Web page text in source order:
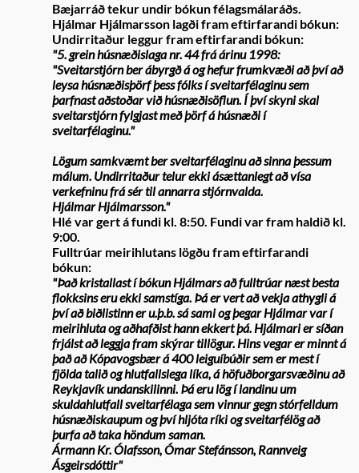
Bæjarráð tekur undir bókun félagsmálaráðs.
Hjálmar Hjálmarsson lagði fram eftirfarandi bókun:
Undirritaður leggur fram eftirfarandi bókun:
"5. grein húsnæðislaga nr. 44 frá árinu 1998:
"Sveitarstjórn ber ábyrgð á og hefur frumkvæði að því að
leysa húsnæðisþörf þess fólks í sveitarfélaginu sem
þarfnast aðstoðar við húsnæðisöflun. Í því skyni skal
sveitarstjórn fylgjast með þörf á húsnæði í
sveitarfélaginu."
Lögum samkvæmt ber sveitarfélaginu að sinna þessum
málum. Undirritaður telur ekki ásættanlegt að vísa
verkefninu frá sér til annarra stjórnvalda.
Hjálmar Hjálmarsson."
Hlé var gert á fundi kl. 8:50. Fundi var fram haldið kl.
9:00.
Fulltrúar meirihlutans lögðu fram eftirfarandi
bókun:
"Það kristallast í bókun Hjálmars að fulltrúar næst besta
flokksins eru ekki samstíga. Þá er vert að vekja athygli á
því að biðlistinn er u.þ.b. sá sami og þegar Hjálmar var í
meirihluta og aðhafðist hann ekkert þá. Hjálmari er síðan
frjálst að leggja fram skýrar tillögur. Hins vegar er minnt á
það að Kópavogsbær á 400 leiguíbúðir sem er mest í
fjölda talið og hlutfallslega líka, á höfuðborgarsvæðinu að
Reykjavík undanskilinni. Þá eru lög í landinu um
skuldahlutfall sveitarfélaga sem vinnur gegn stórfelldum
húsnæðiskaupum og því hljóta ríki og sveitarfélög að
þurfa að taka höndum saman.
Ármann Kr. Ólafsson, Ómar Stefánsson, Rannveig
Ásgeirsdóttir"